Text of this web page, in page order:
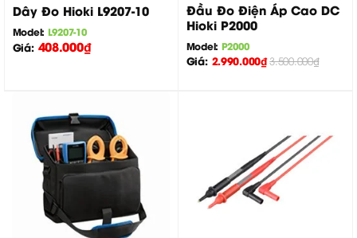
Dây Đo Hioki L9207-10
Model: L9207-10
Giá: 408.000₫
Đầu Đo Điện Áp Cao DC
Hioki P2000
Model: P2000
Giá: 2.990.000₫ 3.500.000₫